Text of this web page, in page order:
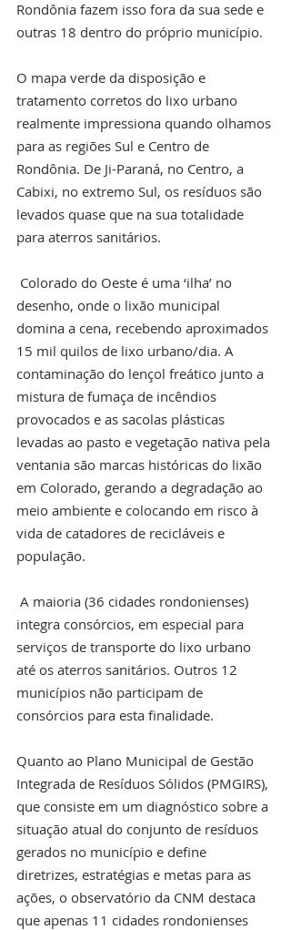
Rondônia fazem isso fora da sua sede e
outras 18 dentro do próprio município.
O mapa verde da disposição e
tratamento corretos do lixo urbano
realmente impressiona quando olhamos
para as regiões Sul e Centro de
Rondônia. De Ji-Paraná, no Centro, a
Cabixi, no extremo Sul, os resíduos são
levados quase que na sua totalidade
para aterros sanitários.
desenho, onde o lixão municipal
domina a cena, recebendo aproximados
15 mil quilos de lixo urbano/dia. A
contaminação do lençol freático junto a
mistura de fumaça de incêndios
provocados e as sacolas plásticas
levadas ao pasto e vegetação nativa pela
ventania são marcas históricas do lixão
em Colorado, gerando a degradação ao
meio ambiente e colocando em risco à
vida de catadores de recicláveis e
população.
integra consórcios, em especial para
serviços de transporte do lixo urbano
até os aterros sanitários. Outros 12
municípios não participam de
consórcios para esta finalidade.
Quanto ao Plano Municipal de Gestão
Integrada de Resíduos Sólidos (PMGIRS),
que consiste em um diagnóstico sobre a
situação atual do conjunto de resíduos
gerados no município e define
diretrizes, estratégias e metas para as
ações, o observatório da CNM destaca
que apenas 11 cidades rondonienses